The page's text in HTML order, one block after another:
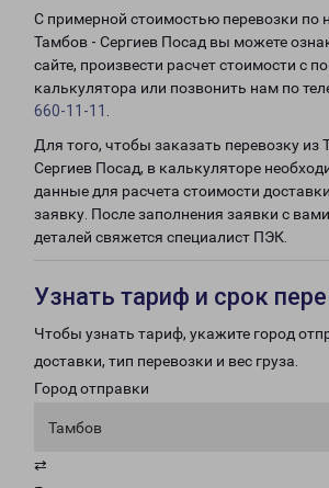
С примерной стоимостью перевозки по
Тамбов - Сергиев Посад вы можете
сайте, произвести расчет стоимости с
калькулятора или позвонить нам по
660-11-11
Для того, чтобы заказать перевозку из
Сергиев Посад, в калькуляторе
данные для расчета стоимости
заявку. После заполнения заявки с
деталей свяжется специалист ПЭК.
Узнать тариф и срок
Чтобы узнать тариф, укажите город
доставки, тип перевозки и вес груза.
Город отправки
Тамбов
⇄